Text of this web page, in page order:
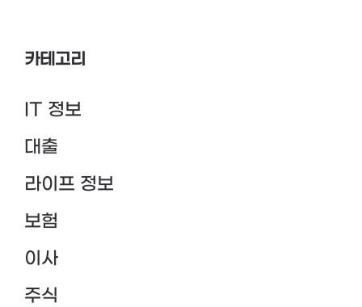
카테고리
IT 정보
대출
라이프 정보
보험
이사
주식